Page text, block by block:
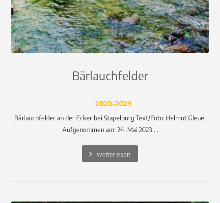
Bärlauchfelder
2020-2029
Bärlauchfelder an der Ecker bei Stapelburg Text/Foto: Helmut Gleuel
Aufgenommen am: 24. Mai 2023 ...
weiterlesen